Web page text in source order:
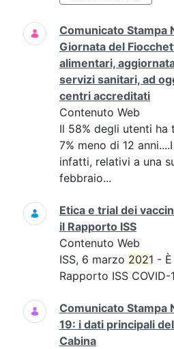
Comunicato Stampa
Giornata del
alimentari,
servizi sanitari, ad
centri accreditati
Contenuto Web
Il 58% degli utenti ha
7% meno di 12
infatti, relativi a una
febbraio...
Etica e trial dei
il Rapporto ISS
Contenuto Web
ISS, 6 marzo 2021 -
Rapporto ISS
Comunicato Stampa
19: i dati principali
Cabina